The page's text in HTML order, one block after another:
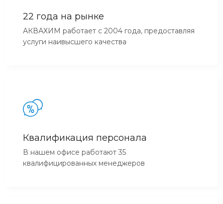
22 года на рынке
АКВАХИМ работает с 2004 года, предоставляя
услуги наивысшего качества
Квалификация персонала
В нашем офисе работают 35
квалифицированных менеджеров